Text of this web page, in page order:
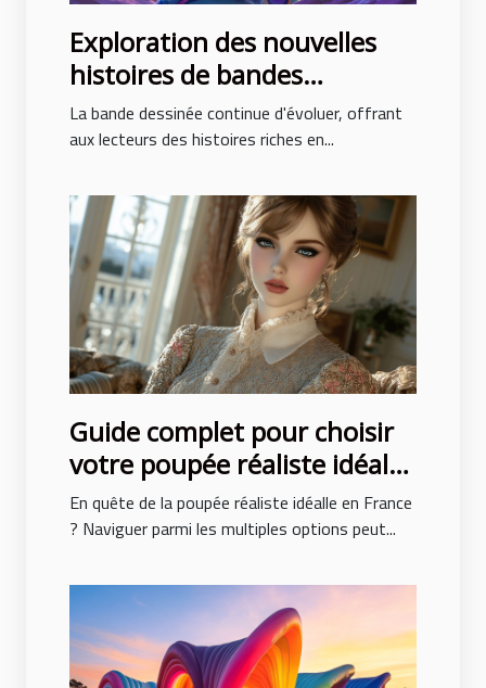
Exploration des nouvelles
histoires de bandes
dessinées avec des intrigues
surprenantes
La bande dessinée continue d'évoluer, offrant
aux lecteurs des histoires riches en...
Guide complet pour choisir
votre poupée réaliste idéale
en France
En quête de la poupée réaliste idéalle en France
? Naviguer parmi les multiples options peut...